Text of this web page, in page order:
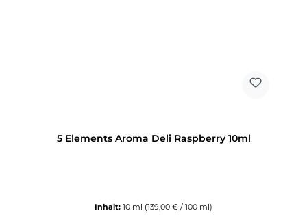
5 Elements Aroma Deli Raspberry 10ml
Inhalt: 10 ml (139,00 € / 100 ml)